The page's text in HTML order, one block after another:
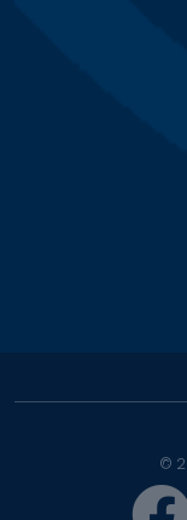
©